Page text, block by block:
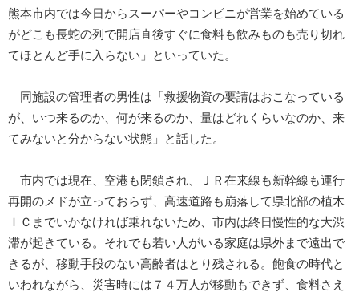
熊本市内では今日からスーパーやコンビニが営業を始めている
がどこも長蛇の列で開店直後すぐに食料も飲みものも売り切れ
てほとんど手に入らない」といっていた。
同施設の管理者の男性は「救援物資の要請はおこなっている
が、いつ来るのか、何が来るのか、量はどれくらいなのか、来
てみないと分からない状態」と話した。
市内では現在、空港も閉鎖され、ＪＲ在来線も新幹線も運行
再開のメドが立っておらず、高速道路も崩落して県北部の植木
ＩＣまでいかなければ乗れないため、市内は終日慢性的な大渋
滞が起きている。それでも若い人がいる家庭は県外まで遠出で
きるが、移動手段のない高齢者はとり残される。飽食の時代と
いわれながら、災害時には７４万人が移動もできず、食料さえ